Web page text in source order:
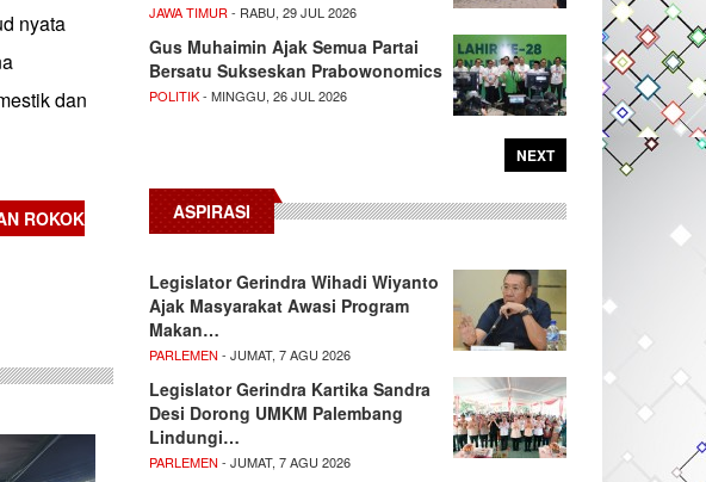
nyata
dan
ROKOK
JAWA TIMUR - RABU, 29 JUL 2026
Gus Muhaimin Ajak Semua Partai
Bersatu Sukseskan Prabowonomics
POLITIK- MINGGU, 26 JUL 2026
NEXT
ASPIRASI
Legislator Gerindra Wihadi Wiyanto
Ajak Masyarakat Awasi Program
Makan…
PARLEMEN - JUMAT, 7 AGU 2026
Legislator Gerindra Kartika Sandra
Desi Dorong UMKM Palembang
Lindungi…
PARLEMEN - JUMAT, 7 AGU 2026